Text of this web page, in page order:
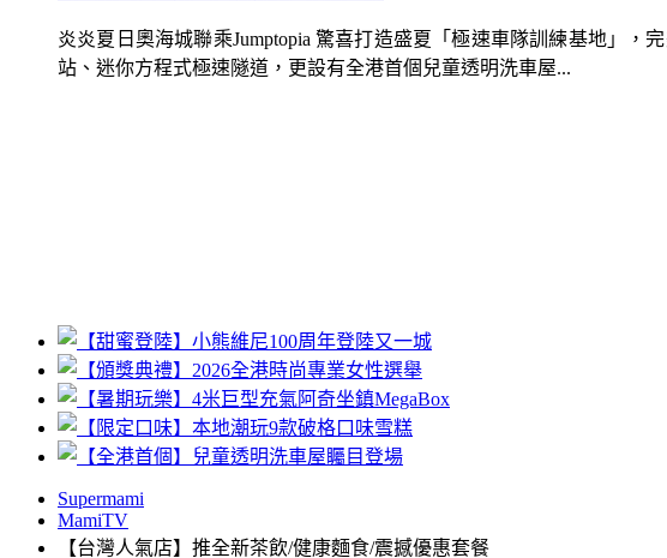
炎炎夏日奧海城聯乘Jumptopia 驚喜打造盛夏「極速車隊訓練基地」
站、迷你方程式極速隧道，更設有全港首個兒童透明洗車屋...
Supermami
MamiTV
【台灣人氣店】推全新茶飲/健康麵食/震撼優惠套餐